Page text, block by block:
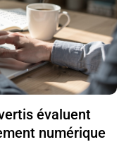
évaluent
numérique